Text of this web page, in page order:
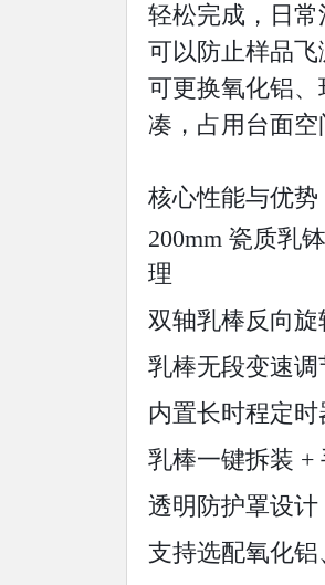
轻松完成，日
可以防止样品
可更换氧化铝
凑，占用台面
核心性能与优势
200mm 瓷质乳
理
双轴乳棒反向
乳棒无段变速
内置长时程定
乳棒一键拆装 +
透明防护罩设
支持选配氧化